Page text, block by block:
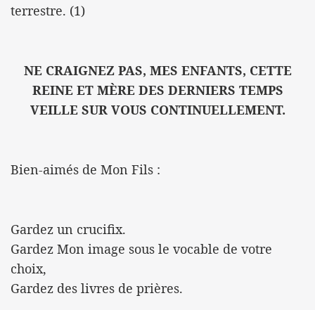
terrestre. (1)
NE CRAIGNEZ PAS, MES ENFANTS, CETTE
REINE ET MÈRE DES DERNIERS TEMPS
VEILLE SUR VOUS CONTINUELLEMENT.
Bien-aimés de Mon Fils :
Gardez un crucifix.
Gardez Mon image sous le vocable de votre
choix,
Gardez des livres de prières.